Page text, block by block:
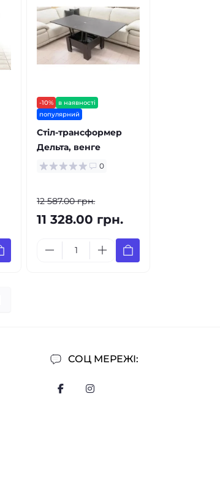
-10%
в наявності
популярний
Стіл-трансформер
Дельта, венге
0
12 587.00 грн.
11 328.00 грн.
СОЦ МЕРЕЖІ: